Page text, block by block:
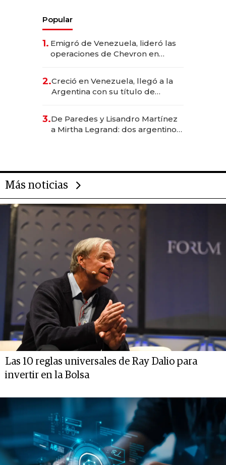
Popular
1. Emigró de Venezuela, lideró las
operaciones de Chevron en
2.Creció en Venezuela, llegó a la
Argentina con su título de
las marcas "fast premium"
3.De Paredes y Lisandro Martínez
a Mirtha Legrand: dos argentinos
Más noticias
Las 10 reglas universales de Ray Dalio para
invertir en la Bolsa